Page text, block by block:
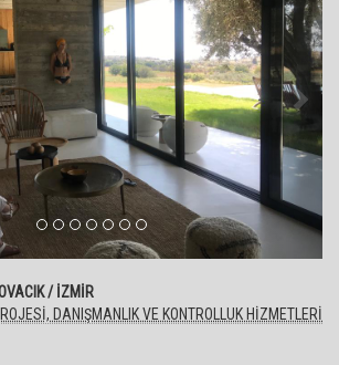
/ İZMİR
DANIŞMANLIK VE KONTROLLUK HİZMETLERİ